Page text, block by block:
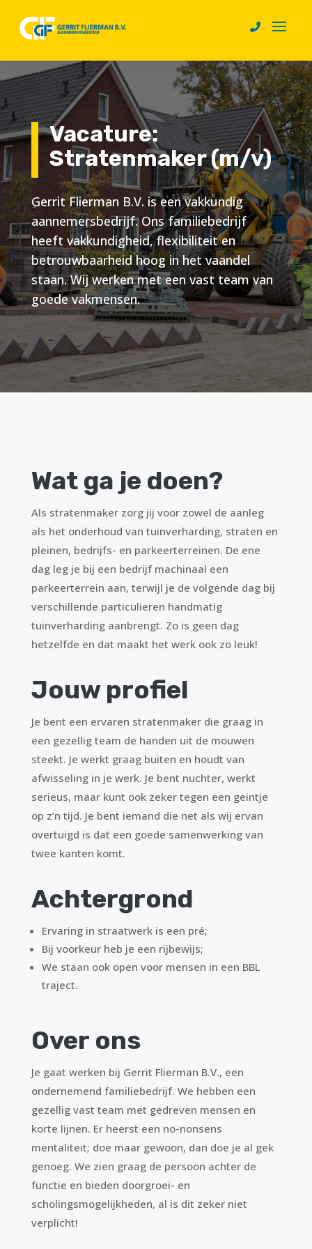
Vacature:
Stratenmaker (m/v)
Gerrit Flierman B.V. is een vakkundig
aannemersbedrijf. Ons familiebedrijf
heeft vakkundigheid, flexibiliteit en
betrouwbaarheid hoog in het vaandel
staan. Wij werken met een vast team van
goede vakmensen.
Wat ga je doen?
Als stratenmaker zorg jij voor zowel de aanleg
als het onderhoud van tuinverharding, straten en
pleinen, bedrijfs- en parkeerterreinen. De ene
dag leg je bij een bedrijf machinaal een
parkeerterrein aan, terwijl je de volgende dag bij
verschillende particulieren handmatig
tuinverharding aanbrengt. Zo is geen dag
hetzelfde en dat maakt het werk ook zo leuk!
Jouw profiel
Je bent een ervaren stratenmaker die graag in
een gezellig team de handen uit de mouwen
steekt. Je werkt graag buiten en houdt van
afwisseling in je werk. Je bent nuchter, werkt
serieus, maar kunt ook zeker tegen een geintje
op z’n tijd. Je bent iemand die net als wij ervan
overtuigd is dat een goede samenwerking van
twee kanten komt.
Achtergrond
Ervaring in straatwerk is een pré;
Bij voorkeur heb je een rijbewijs;
We staan ook open voor mensen in een BBL
traject.
Over ons
Je gaat werken bij Gerrit Flierman B.V., een
ondernemend familiebedrijf. We hebben een
gezellig vast team met gedreven mensen en
korte lijnen. Er heerst een no-nonsens
mentaliteit; doe maar gewoon, dan doe je al gek
genoeg. We zien graag de persoon achter de
functie en bieden doorgroei- en
scholingsmogelijkheden, al is dit zeker niet
verplicht!